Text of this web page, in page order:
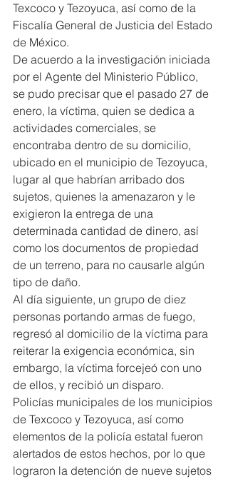
Texcoco y Tezoyuca, así como de la
Fiscalía General de Justicia del Estado
de México.
De acuerdo a la investigación iniciada
por el Agente del Ministerio Público,
se pudo precisar que el pasado 27 de
enero, la víctima, quien se dedica a
actividades comerciales, se
encontraba dentro de su domicilio,
ubicado en el municipio de Tezoyuca,
lugar al que habrían arribado dos
sujetos, quienes la amenazaron y le
exigieron la entrega de una
determinada cantidad de dinero, así
como los documentos de propiedad
de un terreno, para no causarle algún
tipo de daño.
Al día siguiente, un grupo de diez
personas portando armas de fuego,
regresó al domicilio de la víctima para
reiterar la exigencia económica, sin
embargo, la víctima forcejeó con uno
de ellos, y recibió un disparo.
Policías municipales de los municipios
de Texcoco y Tezoyuca, así como
elementos de la policía estatal fueron
alertados de estos hechos, por lo que
lograron la detención de nueve sujetos